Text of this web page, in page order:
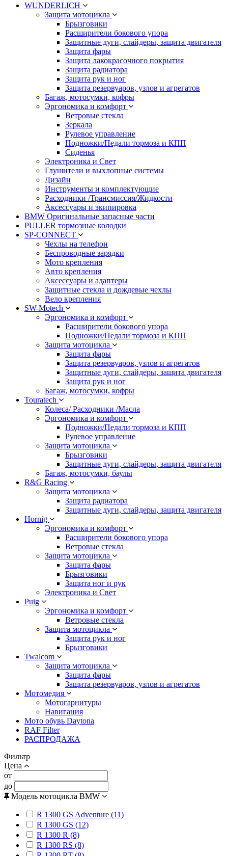
WUNDERLICH
Защита мотоцикла
Брызговики
Расширители бокового упора
Защитные дуги, слайдеры, защита двигателя
Защита фары
Защита лакокрасочного покрытия
Защита радиатора
Защита рук и ног
Защита резервуаров, узлов и агрегатов
Багаж, мотосумки, кофры
Эргономика и комфорт
Ветровые стекла
Зеркала
Рулевое управление
Подножки/Педали тормоза и КПП
Сиденья
Электроника и Свет
Глушители и выхлопные системы
Дизайн
Инструменты и комплектующие
Расходники /Трансмиссия/Жидкости
Аксессуары и экипировка
BMW Оригинальные запасные части
PULLER тормозные колодки
SP-CONNECT
Чехлы на телефон
Беспроводные зарядки
Мото крепления
Авто крепления
Аксессуары и адаптеры
Защитные стекла и дождевые чехлы
Вело крепления
SW-Motech
Эргономика и комфорт
Расширители бокового упора
Подножки/Педали тормоза и КПП
Защита мотоцикла
Защита фары
Защита резервуаров, узлов и агрегатов
Защитные дуги, слайдеры, защита двигателя
Защита рук и ног
Багаж, мотосумки, кофры
Touratech
Колеса/ Расходники /Масла
Эргономика и комфорт
Подножки/Педали тормоза и КПП
Рулевое управление
Защита мотоцикла
Брызговики
Защитные дуги, слайдеры, защита двигателя
Багаж, мотосумки, баулы
R&G Racing
Защита мотоцикла
Защита радиатора
Защитные дуги, слайдеры, защита двигателя
Hornig
Эргономика и комфорт
Расширители бокового упора
Ветровые стекла
Защита мотоцикла
Защита фары
Брызговики
Защита ног и рук
Электроника и Свет
Puig
Эргономика и комфорт
Ветровые стекла
Защита мотоцикла
Защита рук и ног
Брызговики
Twalcom
Защита мотоцикла
Защита фары
Защита резервуаров, узлов и агрегатов
Мотомедия
Мотогарнитуры
Навигация
Мото обувь Daytona
RAF Filter
РАСПРОДАЖА
Фильтр
Цена
от
до
Модель мотоцикла BMW
R 1300 GS Adventure (11)
R 1300 GS (12)
R 1300 R (8)
R 1300 RS (8)